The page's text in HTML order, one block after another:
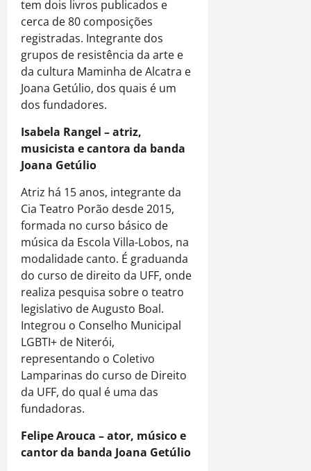
tem dois livros publicados e
cerca de 80 composições
registradas. Integrante dos
grupos de resistência da arte e
da cultura Maminha de Alcatra e
Joana Getúlio, dos quais é um
dos fundadores.
Isabela Rangel – atriz,
musicista e cantora da banda
Joana Getúlio
Atriz há 15 anos, integrante da
Cia Teatro Porão desde 2015,
formada no curso básico de
música da Escola Villa-Lobos, na
modalidade canto. É graduanda
do curso de direito da UFF, onde
realiza pesquisa sobre o teatro
legislativo de Augusto Boal.
Integrou o Conselho Municipal
LGBTI+ de Niterói,
representando o Coletivo
Lamparinas do curso de Direito
da UFF, do qual é uma das
fundadoras.
Felipe Arouca – ator, músico e
cantor da banda Joana Getúlio